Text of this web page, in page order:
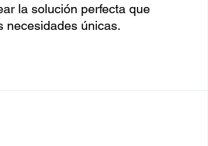
la solución perfecta que
necesidades únicas.